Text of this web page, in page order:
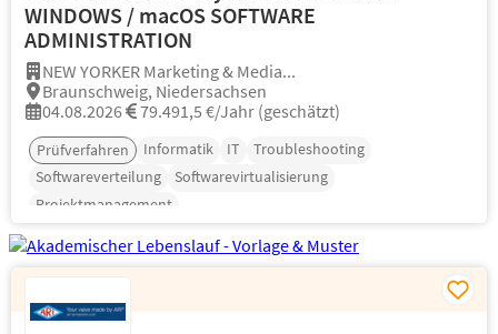
WINDOWS / macOS SOFTWARE
ADMINISTRATION
NEW YORKER Marketing & Media...
Braunschweig, Niedersachsen
04.08.2026
79.491,5 €/Jahr (geschätzt)
Prüfverfahren Informatik IT
Troubleshooting
Softwareverteilung
Softwarevirtualisierung
Projektmanagement